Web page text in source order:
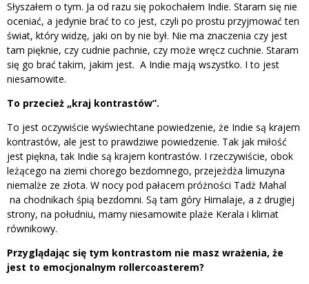
Słyszałem o tym. Ja od razu się pokochałem Indie. Staram się nie
oceniać, a jedynie brać to co jest, czyli po prostu przyjmować ten
świat, który widzę, jaki on by nie był. Nie ma znaczenia czy jest
tam pięknie, czy cudnie pachnie, czy może wręcz cuchnie. Staram
się go brać takim, jakim jest. A Indie mają wszystko. I to jest
niesamowite.
To przecież „kraj kontrastów”.
To jest oczywiście wyświechtane powiedzenie, że Indie są krajem
kontrastów, ale jest to prawdziwe powiedzenie. Tak jak miłość
jest piękna, tak Indie są krajem kontrastów. I rzeczywiście, obok
leżącego na ziemi chorego bezdomnego, przejeżdża limuzyna
niemalże ze złota. W nocy pod pałacem próżności Tadż Mahal
na chodnikach śpią bezdomni. Są tam góry Himalaje, a z drugiej
strony, na południu, mamy niesamowite plaże Kerala i klimat
równikowy.
Przyglądając się tym kontrastom nie masz wrażenia, że
jest to emocjonalnym rollercoasterem?